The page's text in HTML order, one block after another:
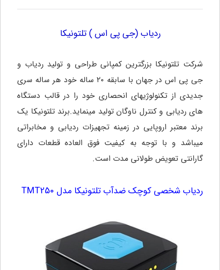
ردیاب (جی پی اس ) تلتونیکا
شرکت تلتونیکا بزرگترین کمپانی طراحی و تولید ردیاب و
جی پی اس در جهان با سابقه ۲۰ ساله خود هر ساله سری
جدیدی از تکنولوژیهای انحصاری خود را در قالب دستگاه
های ردیابی و کنترل ناوگان تولید مینماید.برند تلتونیکا یک
برند معتبر اروپایی در زمینه تجهیزات ردیابی و مخابراتی
میباشد و با توجه به کیفیت فوق العاده قطعات دارای
گارانتی تعویض طولانی مدت است.
ردیاب شخصی کوچک ضدآب تلتونیکا مدل TMT250